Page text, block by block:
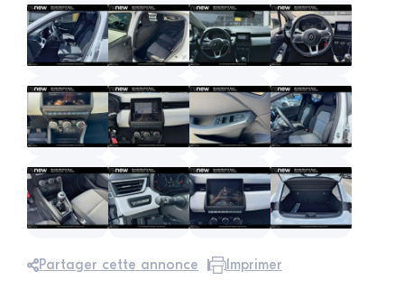
Partager cette annonce Imprimer